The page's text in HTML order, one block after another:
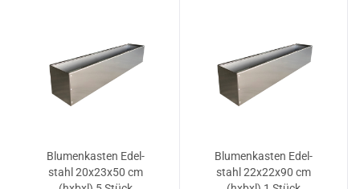
Blu­men­kas­ten Edel­
stahl 20x23x50 cm
Blu­men­kas­ten Edel­
stahl 22x22x90 cm